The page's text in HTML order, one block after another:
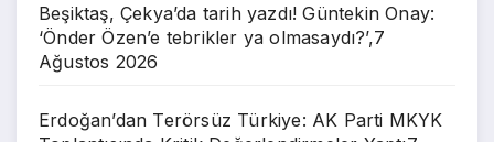
Beşiktaş, Çekya’da tarih yazdı! Güntekin Onay:
‘Önder Özen’e tebrikler ya olmasaydı?’,7
Ağustos 2026
Erdoğan’dan Terörsüz Türkiye: AK Parti MKYK